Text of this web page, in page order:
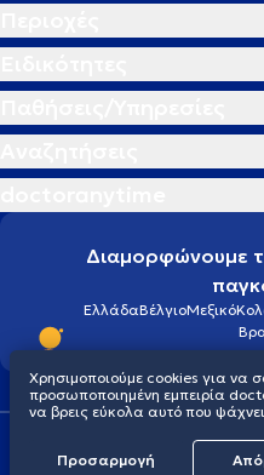
Διαμορφώνουμε
ΕλλάδαΒέλγιοΜεξικό
Πολιτική
© 2026
Χρησιμοποιούμε cookies για να
προσωποποιημένη εμπειρία
να βρεις εύκολα αυτό που
Προσαρμογή